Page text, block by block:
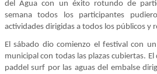
del Agua con un éxito rotundo de
semana todos los participantes
actividades dirigidas a todos los públicos y
El sábado dio comienzo el festival con
municipal con todas las plazas cubiertas.
paddel surf por las aguas del embalse